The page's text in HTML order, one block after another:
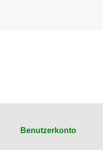
Benutzerkonto